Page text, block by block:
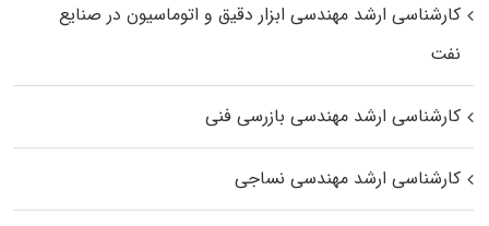
کارشناسی ارشد مهندسی ابزار دقیق و اتوماسیون در صنایع
نفت
کارشناسی ارشد مهندسی بازرسی فنی
کارشناسی ارشد مهندسی نساجی